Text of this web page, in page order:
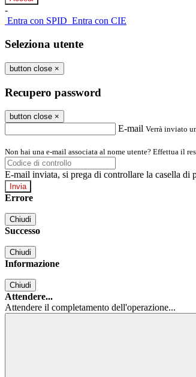
-
Entra con SPID Entra con CIE
Seleziona utente
button close ×
Recupero password
button close ×
E-mail Verrà inviato
Non hai una e-mail associata al nome utente? Effettua il
E-mail inviata, si prega di controllare la casella di
Errore
Chiudi
Successo
Chiudi
Informazione
Chiudi
Attendere...
Attendere il completamento dell'operazione...